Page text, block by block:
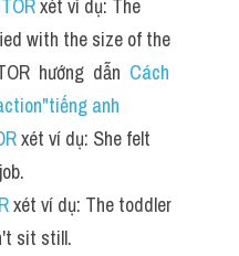
xét ví dụ: The
with the size of the
hướng  dẫn Cách
anh
xét ví dụ: She felt
xét ví dụ: The toddler
sit still.